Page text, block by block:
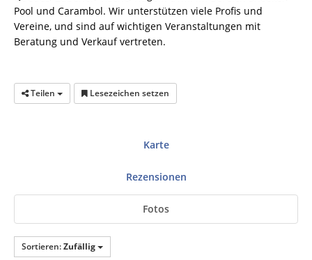
Pool und Carambol. Wir unterstützen viele Profis und
Vereine, und sind auf wichtigen Veranstaltungen mit
Beratung und Verkauf vertreten.
Teilen Lesezeichen setzen
Karte
Rezensionen
Fotos
Sortieren:Zufällig